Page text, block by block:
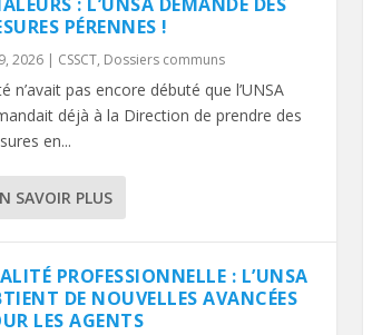
: L’UNSA DEMANDE DES
PÉRENNES !
2026| CSSCT, Dossiers communs
n’avait pas encore débuté que l’UNSA
déjà à la Direction de prendre des
en...
SAVOIR PLUS
PROFESSIONNELLE : L’UNSA
DE NOUVELLES AVANCÉES
LES AGENTS